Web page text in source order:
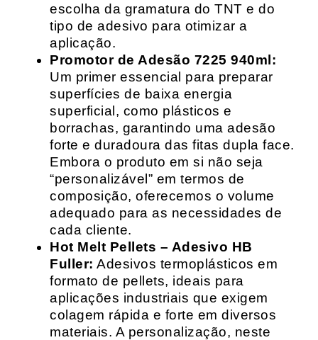
escolha da gramatura do TNT e do
tipo de adesivo para otimizar a
aplicação.
Promotor de Adesão 7225 940ml:
Um primer essencial para preparar
superfícies de baixa energia
superficial, como plásticos e
borrachas, garantindo uma adesão
forte e duradoura das fitas dupla face.
Embora o produto em si não seja
“personalizável” em termos de
composição, oferecemos o volume
adequado para as necessidades de
cada cliente.
Hot Melt Pellets – Adesivo HB
Fuller: Adesivos termoplásticos em
formato de pellets, ideais para
aplicações industriais que exigem
colagem rápida e forte em diversos
materiais. A personalização, neste